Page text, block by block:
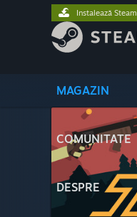
MAGAZIN
COMUNITATE
DESPRE
Instalează Steam